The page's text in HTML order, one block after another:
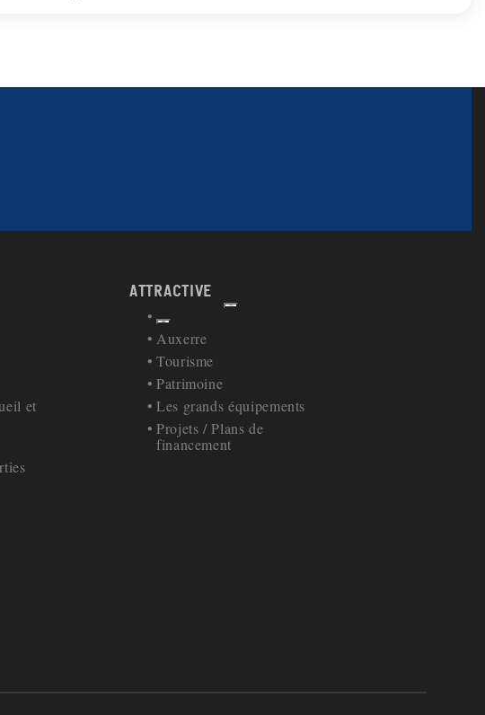
et
attractive
Afficher
Retour à la navigation
Auxerre
Tourisme
Patrimoine
Les grands équipements
Projets / Plans de
financement